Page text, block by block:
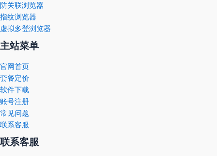
防关联浏览器
指纹浏览器
虚拟多登浏览器
主站菜单
官网首页
套餐定价
软件下载
账号注册
常见问题
联系客服
联系客服